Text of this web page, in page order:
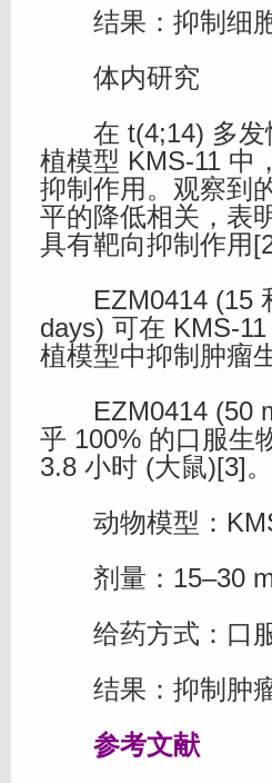
结果：抑制细胞
体内研究
在 t(4;14) 多发
植模型 KMS-11 中
抑制作用。观察到
平的降低相关，表
具有靶向抑制作用
EZM0414 (15
days) 可在 KMS-
植模型中抑制肿瘤
EZM0414 (50
乎 100% 的口服生
3.8 小时 (大鼠)[3]。
动物模型：
剂量：15–30
给药方式：口服
结果：抑制肿瘤
参考文献